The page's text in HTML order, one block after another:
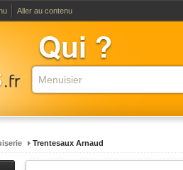
Aller au contenu
Trentesaux Arnaud